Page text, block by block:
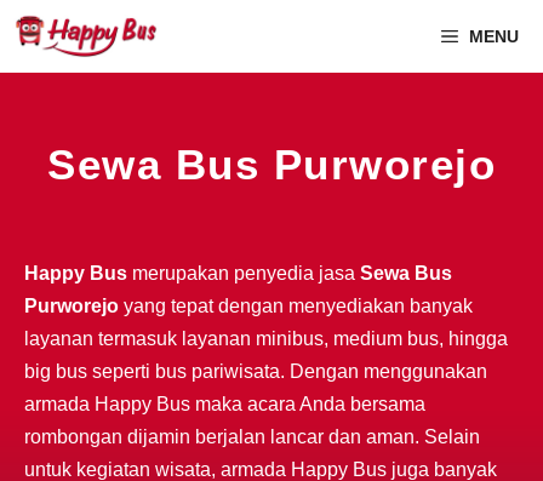
MENU
Sewa Bus Purworejo
Happy Bus merupakan penyedia jasa Sewa Bus
Purworejo yang tepat dengan menyediakan banyak
layanan termasuk layanan minibus, medium bus, hingga
big bus seperti bus pariwisata. Dengan menggunakan
armada Happy Bus maka acara Anda bersama
rombongan dijamin berjalan lancar dan aman. Selain
untuk kegiatan wisata, armada Happy Bus juga banyak